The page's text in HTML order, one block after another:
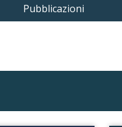
Pubblicazioni